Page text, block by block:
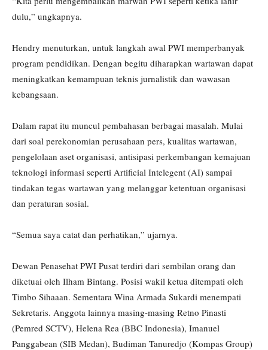
dulu,” ungkapnya.
Hendry menuturkan, untuk langkah awal PWI memperbanyak
program pendidikan. Dengan begitu diharapkan wartawan dapat
meningkatkan kemampuan teknis jurnalistik dan wawasan
kebangsaan.
Dalam rapat itu muncul pembahasan berbagai masalah. Mulai
dari soal perekonomian perusahaan pers, kualitas wartawan,
pengelolaan aset organisasi, antisipasi perkembangan kemajuan
teknologi informasi seperti Artificial Intelegent (AI) sampai
tindakan tegas wartawan yang melanggar ketentuan organisasi
dan peraturan sosial.
“Semua saya catat dan perhatikan,” ujarnya.
Dewan Penasehat PWI Pusat terdiri dari sembilan orang dan
diketuai oleh Ilham Bintang. Posisi wakil ketua ditempati oleh
Timbo Sihaaan. Sementara Wina Armada Sukardi menempati
Sekretaris. Anggota lainnya masing-masing Retno Pinasti
(Pemred SCTV), Helena Rea (BBC Indonesia), Imanuel
Panggabean (SIB Medan), Budiman Tanuredjo (Kompas Group)